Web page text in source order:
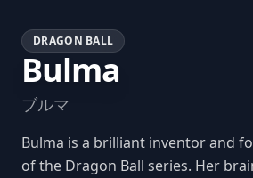
DRAGON BALL
Bulma
ブルマ
Bulma is a brilliant inventor and
of the Dragon Ball series. Her